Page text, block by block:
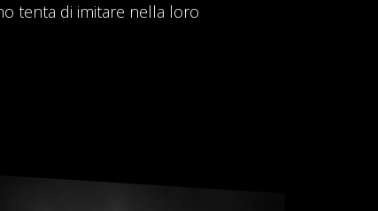
tenta di imitare nella loro